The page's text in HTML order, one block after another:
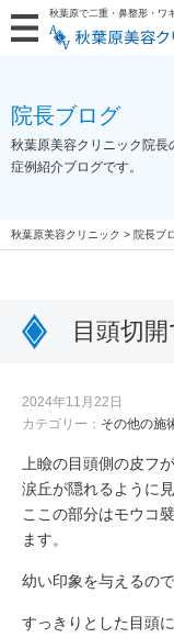
秋葉原で二重・鼻整形・ワ
院長ブログ
秋葉原美容クリニック院長
症例紹介ブログです。
秋葉原美容クリニック > 院長ブ
目頭切
2024年11月22日
カテゴリー： その他の施
上瞼の目頭側の皮フ
涙丘が隠れるように
ここの部分はモウコ
ます。
幼い印象を与えるの
すっきりとした目頭